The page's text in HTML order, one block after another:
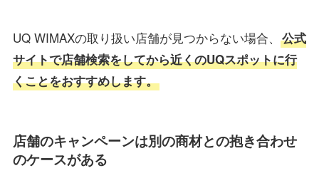
UQ WIMAXの取り扱い店舗が見つからない場合、
公式
サイトで店舗検索をしてから近くのUQスポットに行
くことをおすすめします。
店舗のキャンペーンは別の商材との抱き合わせ
のケースがある